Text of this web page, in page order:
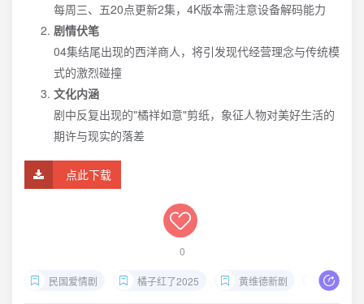
每周三、五20点更新2集，4K版本需注意设备解码能力
剧情伏笔
04集结尾出现的西洋商人，将引发现代经营理念与传统模
式的激烈碰撞
文化内涵
剧中反复出现的"橘祥如意"剪纸，象征人物对美好生活的
期许与现实的落差
点此下载
0
民国爱情剧 橘子红了2025 黄维德新剧 家族商